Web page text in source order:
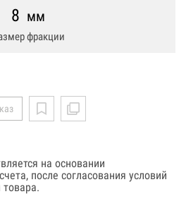
8 мм
фракции
на основании
после согласования условий
товара.